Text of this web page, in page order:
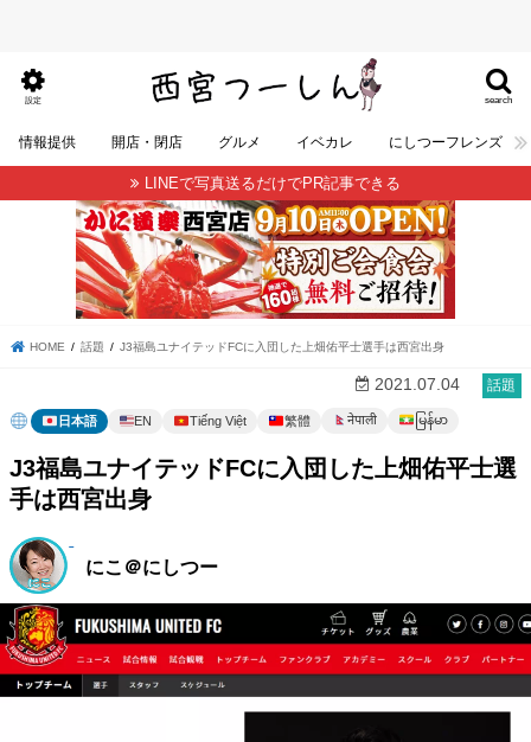
search
設定
情報提供 開店・閉店 グルメ イベカレ にしつーフレンズ
LINEで写真送るだけでPR記事できる
HOME 話題 J3福島ユナイテッドFCに入団した上畑佑平士選手は西宮出身
話題
2021.07.04
日本語 EN Tiếng Việt 繁體 नेपाली မြန်မာ
J3福島ユナイテッドFCに入団した上畑佑平士選
手は西宮出身
にこ＠にしつー